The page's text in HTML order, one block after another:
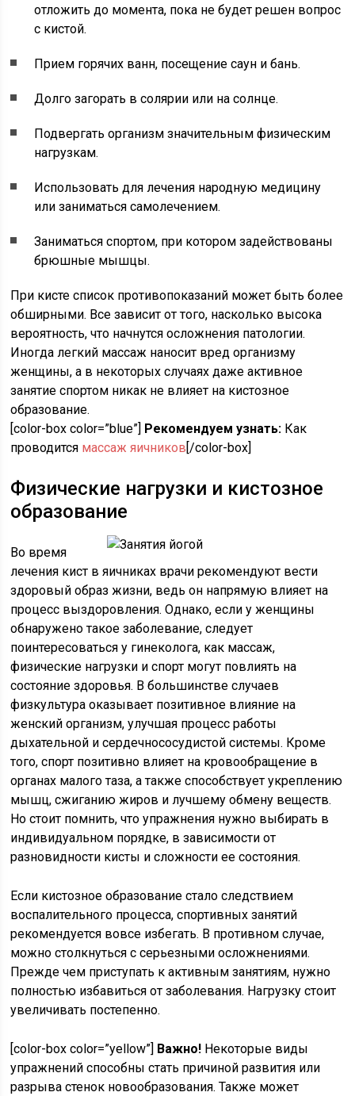
отложить до момента, пока не будет решен вопрос
с кистой.
Прием горячих ванн, посещение саун и бань.
Долго загорать в солярии или на солнце.
Подвергать организм значительным физическим
нагрузкам.
Использовать для лечения народную медицину
или заниматься самолечением.
Заниматься спортом, при котором задействованы
брюшные мышцы.
При кисте список противопоказаний может быть более
обширными. Все зависит от того, насколько высока
вероятность, что начнутся осложнения патологии.
Иногда легкий массаж наносит вред организму
женщины, а в некоторых случаях даже активное
занятие спортом никак не влияет на кистозное
образование.
[color-box color=”blue”] Рекомендуем узнать: Как
проводится массаж яичников [/color-box]
Физические нагрузки и кистозное
образование
Во время
лечения кист в яичниках врачи рекомендуют вести
здоровый образ жизни, ведь он напрямую влияет на
процесс выздоровления. Однако, если у женщины
обнаружено такое заболевание, следует
поинтересоваться у гинеколога, как массаж,
физические нагрузки и спорт могут повлиять на
состояние здоровья. В большинстве случаев
физкультура оказывает позитивное влияние на
женский организм, улучшая процесс работы
дыхательной и сердечнососудистой системы. Кроме
того, спорт позитивно влияет на кровообращение в
органах малого таза, а также способствует укреплению
мышц, сжиганию жиров и лучшему обмену веществ.
Но стоит помнить, что упражнения нужно выбирать в
индивидуальном порядке, в зависимости от
разновидности кисты и сложности ее состояния.
Если кистозное образование стало следствием
воспалительного процесса, спортивных занятий
рекомендуется вовсе избегать. В противном случае,
можно столкнуться с серьезными осложнениями.
Прежде чем приступать к активным занятиям, нужно
полностью избавиться от заболевания. Нагрузку стоит
увеличивать постепенно.
[color-box color=”yellow”] Важно! Некоторые виды
упражнений способны стать причиной развития или
разрыва стенок новообразования. Также может